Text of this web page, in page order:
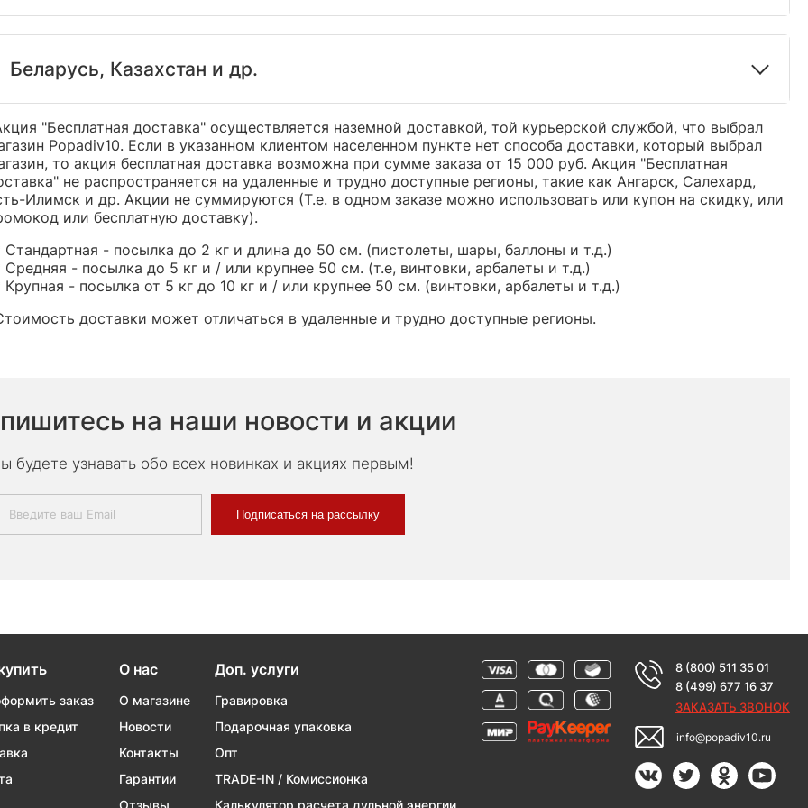
Беларусь, Казахстан и др.
"Бесплатная доставка" осуществляется наземной доставкой, той курьерской службой, что выбрал
Popadiv10. Если в указанном клиентом населенном пункте нет способа доставки, который выбрал
то акция бесплатная доставка возможна при сумме заказа от 15 000 руб. Акция "Бесплатная
не распространяется на удаленные и трудно доступные регионы, такие как Ангарск, Салехард,
Илимск и др. Акции не суммируются (Т.е. в одном заказе можно использовать или купон на скидку, или
или бесплатную доставку).
Стандартная - посылка до 2 кг и длина до 50 см. (пистолеты, шары, баллоны и т.д.)
Средняя - посылка до 5 кг и / или крупнее 50 см. (т.е, винтовки, арбалеты и т.д.)
Крупная - посылка от 5 кг до 10 кг и / или крупнее 50 см. (винтовки, арбалеты и т.д.)
доставки может отличаться в удаленные и трудно доступные регионы.
на наши новости и акции
будете узнавать обо всех новинках и акциях первым!
Подписаться на рассылку
заказ
в кредит
О нас
О магазине
Новости
Контакты
Гарантии
Отзывы
Доп. услуги
Гравировка
Подарочная упаковка
Опт
TRADE-IN / Комиссионка
Калькулятор расчета дульной энергии
8 (800) 511 35 01
8 (499) 677 16 37
ЗАКАЗАТЬ ЗВОНОК
info@popadiv10.ru